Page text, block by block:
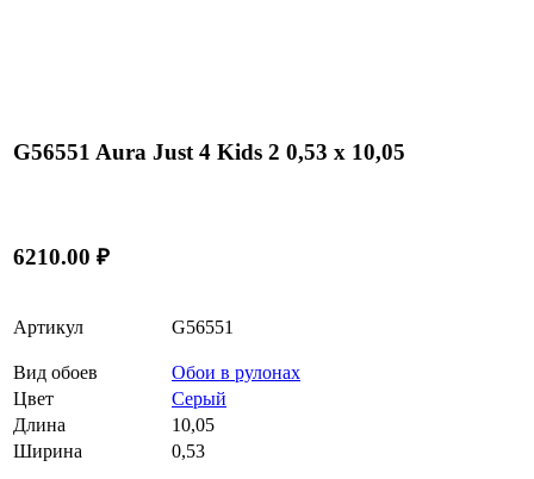
G56551 Aura Just 4 Kids 2 0,53 x 10,05
6210.00 ₽
Артикул G56551
Вид обоев
Обои в рулонах
Цвет
Серый
Длина
10,05
Ширина
0,53